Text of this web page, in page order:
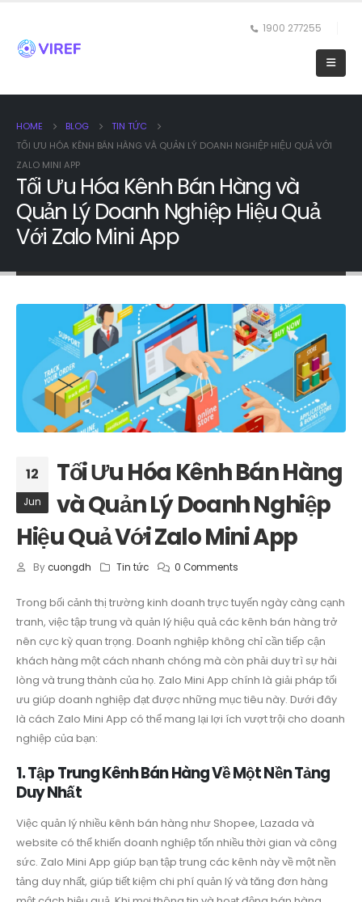
1900 277255
HOME BLOG
TIN TỨC
TỐI ƯU HÓA KÊNH BÁN HÀNG VÀ QUẢN LÝ DOANH NGHIỆP HIỆU QUẢ VỚI
ZALO MINI APP
Tối Ưu Hóa Kênh Bán Hàng và
Quản Lý Doanh Nghiệp Hiệu Quả
Với Zalo Mini App
12
Jun
Tối Ưu Hóa Kênh Bán Hàng
và Quản Lý Doanh Nghiệp
Hiệu Quả Với Zalo Mini App
By cuongdh Tin tức 0 Comments
Trong bối cảnh thị trường kinh doanh trực tuyến ngày càng cạnh
tranh, việc tập trung và quản lý hiệu quả các kênh bán hàng trở
nên cực kỳ quan trọng. Doanh nghiệp không chỉ cần tiếp cận
khách hàng một cách nhanh chóng mà còn phải duy trì sự hài
lòng và trung thành của họ. Zalo Mini App chính là giải pháp tối
ưu giúp doanh nghiệp đạt được những mục tiêu này. Dưới đây
là cách Zalo Mini App có thể mang lại lợi ích vượt trội cho doanh
nghiệp của bạn:
1. Tập Trung Kênh Bán Hàng Về Một Nền Tảng
Duy Nhất
Việc quản lý nhiều kênh bán hàng như Shopee, Lazada và
website có thể khiến doanh nghiệp tốn nhiều thời gian và công
sức. Zalo Mini App giúp bạn tập trung các kênh này về một nền
tảng duy nhất, giúp tiết kiệm chi phí quản lý và tăng đơn hàng